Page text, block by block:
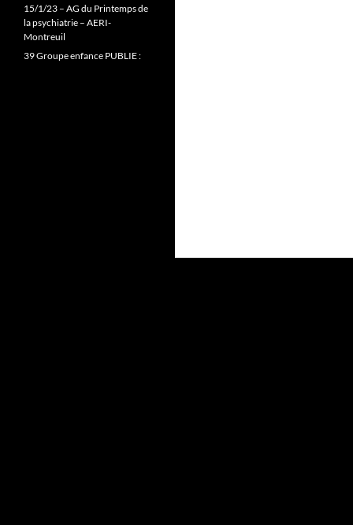
15/1/23 – AG du Printemps de
la psychiatrie – AERI-
Montreuil
39 Groupe enfance PUBLIE :